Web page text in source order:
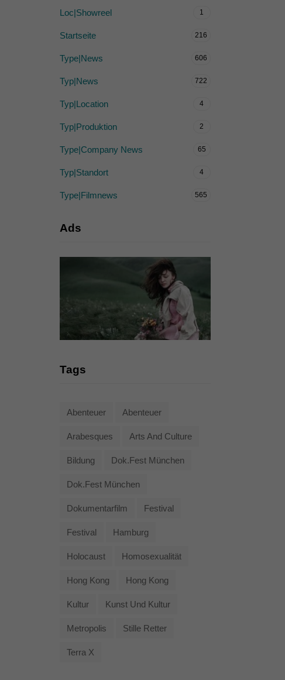
Loc|Showreel 1
Startseite 216
Type|News 606
Typ|News 722
Typ|Location 4
Typ|Produktion 2
Type|Company News 65
Typ|Standort 4
Type|Filmnews 565
Ads
Tags
Abenteuer Abenteuer
Arabesques Arts And Culture
Bildung Dok.fest München
Dok.fest München
Dokumentarfilm Festival
Festival Hamburg
Holocaust Homosexualität
Hong Kong Hong Kong
Kultur Kunst Und Kultur
Metropolis Stille Retter
Terra X